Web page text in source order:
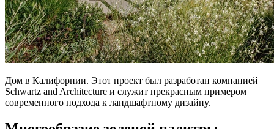
Дом в Калифорнии. Этот проект был разработан компанией
Schwartz and Architecture и служит прекрасным примером
современного подхода к ландшафтному дизайну.